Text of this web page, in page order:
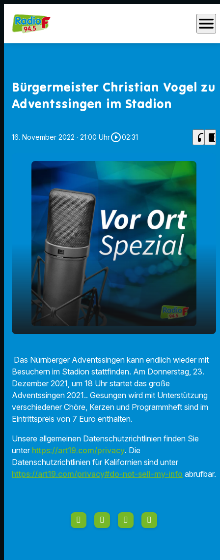
menu
Bürgermeister Christian Vogel zu
Adventssingen im Stadion
16. November 2022 · 21:00 Uhrplay_circle_outline02:31 headphones chrome_reader_mode
play_arrow Adventssingen im Stadion
00:00 02:31
Das Nürnberger Adventssingen kann endlich wieder mit
Besuchern im Stadion stattfinden. Am Donnerstag, 23.
Dezember 2021, um 18 Uhr startet das große
Adventssingen 2021.. Gesungen wird mit Unterstützung
verschiedener Chöre, Kerzen und Programmheft sind im
Eintrittspreis von 7 Euro enthalten.
Unsere allgemeinen Datenschutzrichtlinien finden Sie
unter https://art19.com/privacy. Die
Datenschutzrichtlinien für Kalifornien sind unter
https://art19.com/privacy#do-not-sell-my-info abrufbar.